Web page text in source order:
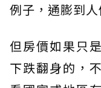
例子，通膨到
但房價如果只
下跌翻身的，